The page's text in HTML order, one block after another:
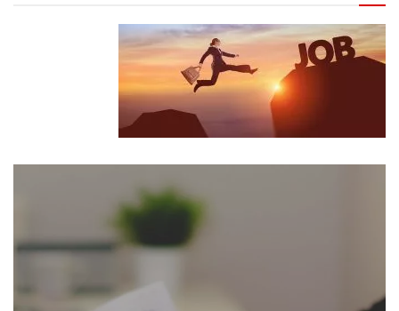
כנסים ואירועים
לכל העוסקים בתעשיית הסמיקונדקטור כולל מהנדסים,